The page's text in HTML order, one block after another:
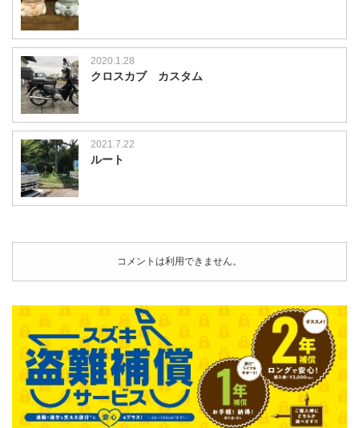
2020.1.28
クロスカブ カスタム
2021.7.22
ルート
コメントは利用できません。